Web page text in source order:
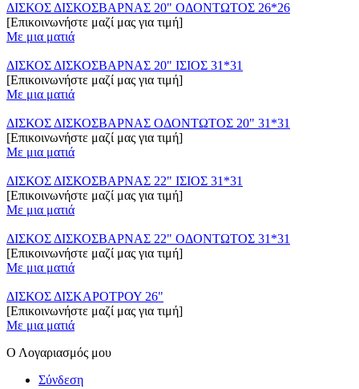
ΔΙΣΚΟΣ ΔΙΣΚΟΣΒΑΡΝΑΣ 20" ΟΔΟΝΤΩΤΟΣ 26*26
[Επικοινωνήστε μαζί μας για τιμή]
Με μια ματιά
ΔΙΣΚΟΣ ΔΙΣΚΟΣΒΑΡΝΑΣ 20" ΙΣΙΟΣ 31*31
[Επικοινωνήστε μαζί μας για τιμή]
Με μια ματιά
ΔΙΣΚΟΣ ΔΙΣΚΟΣΒΑΡΝΑΣ ΟΔΟΝΤΩΤΟΣ 20" 31*31
[Επικοινωνήστε μαζί μας για τιμή]
Με μια ματιά
ΔΙΣΚΟΣ ΔΙΣΚΟΣΒΑΡΝΑΣ 22" ΙΣΙΟΣ 31*31
[Επικοινωνήστε μαζί μας για τιμή]
Με μια ματιά
ΔΙΣΚΟΣ ΔΙΣΚΟΣΒΑΡΝΑΣ 22" ΟΔΟΝΤΩΤΟΣ 31*31
[Επικοινωνήστε μαζί μας για τιμή]
Με μια ματιά
ΔΙΣΚΟΣ ΔΙΣΚΑΡΟΤΡΟΥ 26"
[Επικοινωνήστε μαζί μας για τιμή]
Με μια ματιά
Ο Λογαριασμός μου
Σύνδεση